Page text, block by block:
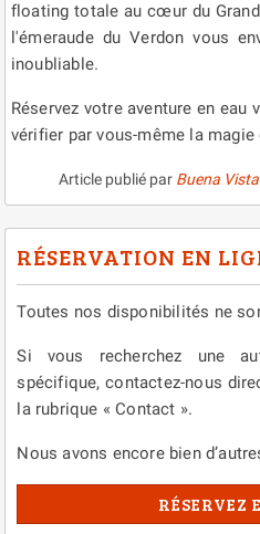
floating totale au cœur du
l'émeraude du Verdon vous
inoubliable.
Réservez votre aventure en eau
vérifier par vous-même la magie
Article publié par Buena
RÉSERVATION EN
Toutes nos disponibilités ne
Si vous recherchez une
spécifique, contactez-nous
la rubrique « Contact ».
Nous avons encore bien
RÉSERVEZ